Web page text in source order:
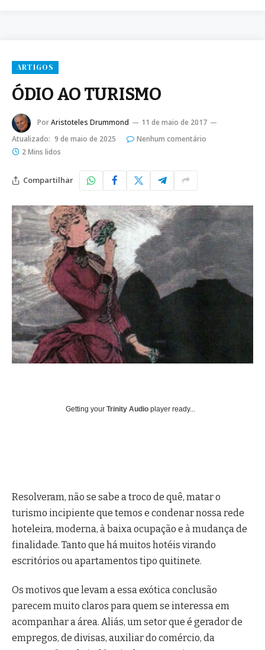
ARTIGOS
ÓDIO AO TURISMO
PorAristoteles Drummond
11 de maio de 2017
Atualizado: 9 de maio de 2025
Nenhum comentário
2 Mins lidos
Compartilhar
Getting your Trinity Audio player ready...
Resolveram, não se sabe a troco de quê, matar o
turismo incipiente que temos e condenar nossa rede
hoteleira, moderna, à baixa ocupação e à mudança de
finalidade. Tanto que há muitos hotéis virando
escritórios ou apartamentos tipo quitinete.
Os motivos que levam a essa exótica conclusão
parecem muito claros para quem se interessa em
acompanhar a área. Aliás, um setor que é gerador de
empregos, de divisas, auxiliar do comércio, da